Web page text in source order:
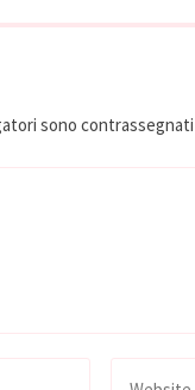
sono contrassegnati